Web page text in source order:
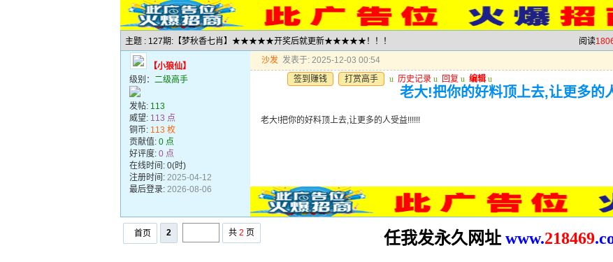
主题 : 127期:【梦秋香七肖】★★★★★开奖后就更新★★★★★！！！ 阅读
【小狼仙】
级别： 二级高手
发帖: 113
威望: 113 点
铜币: 113 枚
贡献值: 0 点
好评度: 0 点
在线时间: 0(时)
注册时间: 2025-04-12
最后登录: 2026-08-06
沙发 发表于: 2025-12-03 00:54
签到赚钱
打赏高手 u 历史记录 u 回复 u 编辑 u
老大!把你的好料顶上去,让更多的
老大!把你的好料顶上去,让更多的人受益!!!!!!
首页 2 共 2 页 任我发永久网址 www.218469